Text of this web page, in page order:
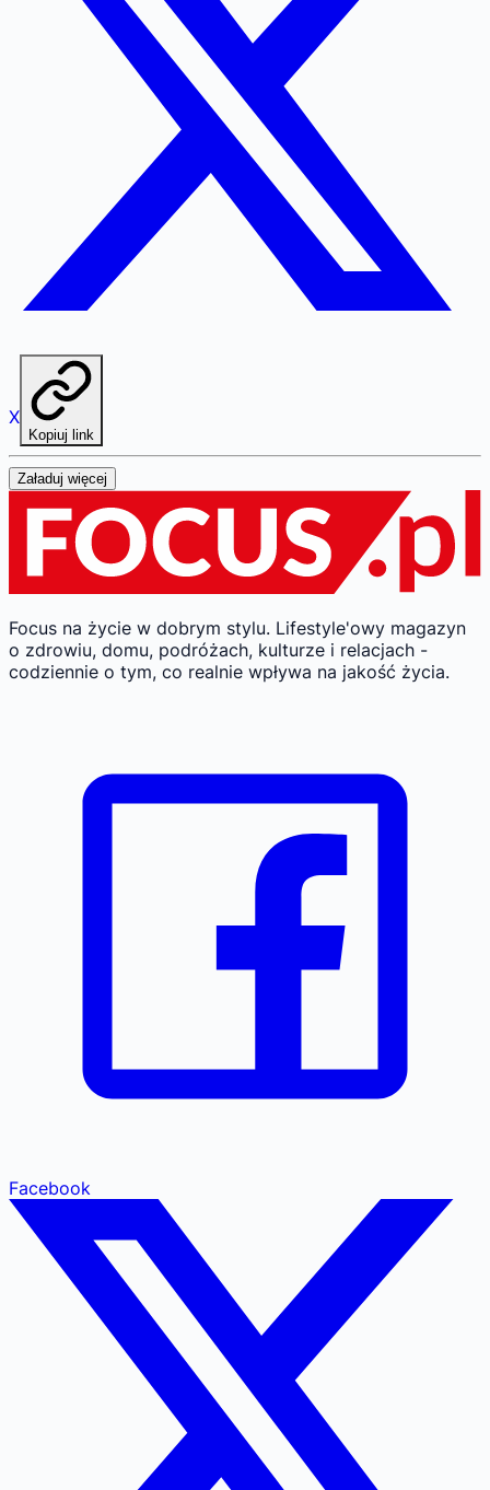
X
Kopiuj link
Załaduj więcej
Focus na życie w dobrym stylu. Lifestyle'owy magazyn
o zdrowiu, domu, podróżach, kulturze i relacjach -
codziennie o tym, co realnie wpływa na jakość życia.
Facebook